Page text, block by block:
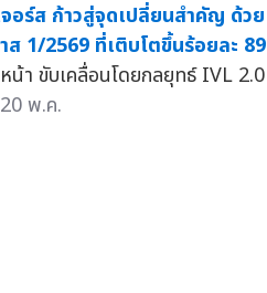
จอร์ส ก้าวสู่จุดเปลี่ยนสำคัญ ด้วย
ส 1/2569 ที่เติบโตขึ้นร้อยละ 89
น้า ขับเคลื่อนโดยกลยุทธ์ IVL 2.0
20 พ.ค.